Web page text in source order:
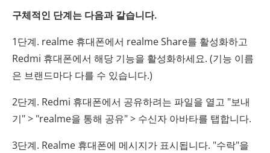
구체적인 단계는 다음과 같습니다.
1단계. realme 휴대폰에서 realme Share를 활성화하고
Redmi 휴대폰에서 해당 기능을 활성화하세요. (기능 이름
은 브랜드마다 다를 수 있습니다.)
2단계. Redmi 휴대폰에서 공유하려는 파일을 열고 "보내
기" > "realme을 통해 공유" > 수신자 아바타를 탭합니다.
3단계. Realme 휴대폰에 메시지가 표시됩니다. "수락"을